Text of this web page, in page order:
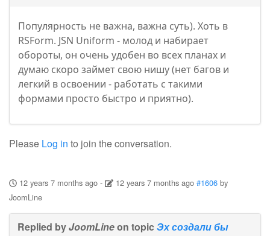
Популярность не важна, важна суть). Хоть в
RSForm. JSN Uniform - молод и набирает
обороты, он очень удобен во всех планах и
думаю скоро займет свою нишу (нет багов и
легкий в освоении - работать с такими
формами просто быстро и приятно).
Please Log in to join the conversation.
12 years 7 months ago- 12 years 7 months ago #1606 by
JoomLine
Replied byJoomLineon topic Эх создали бы